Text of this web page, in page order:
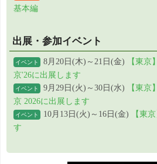
基本編
出展・参加イベント
イベント 8月20日(木)～21日(金)
【東京
京'26に出展します
イベント 9月29日(火)～30日(水)
【東
京 2026に出展します
イベント 10月13日(火)～16日(金)
【東
す